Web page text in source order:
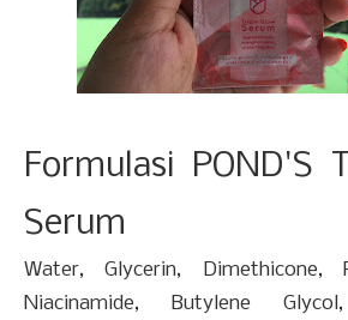
Formulasi POND'S
Serum
Water, Glycerin, Dimethicone,
Niacinamide, Butylene